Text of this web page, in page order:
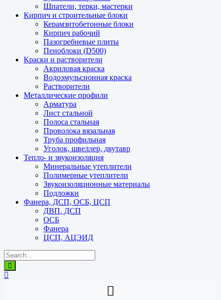
Шпатели, терки, мастерки
Кирпич и строительные блоки
Керамзитобетонные блоки
Кирпич рабочий
Пазогребневые плиты
Пеноблоки (D500)
Краски и растворители
Акриловая краска
Водоэмульсионная краска
Растворители
Металлические профили
Арматура
Лист стальной
Полоса стальная
Проволока вязальная
Труба профильная
Уголок, швеллер, двутавр
Тепло- и звукоизоляция
Минеральные утеплители
Полимерные утеплители
Звукоизоляционные материалы
Подложки
Фанера, ДСП, ОСБ, ЦСП
ДВП, ДСП
ОСБ
Фанера
ЦСП, АЦЭИД